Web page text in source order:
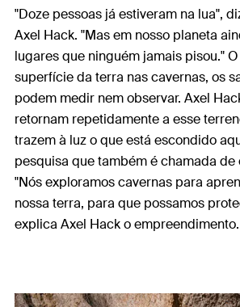
"Doze pessoas já estiveram na lua",
Axel Hack. "Mas em nosso planeta
lugares que ninguém jamais pisou."
superfície da terra nas cavernas, os
podem medir nem observar. Axel
retornam repetidamente a esse
trazem à luz o que está escondido
pesquisa que também é chamada de
"Nós exploramos cavernas para
nossa terra, para que possamos
explica Axel Hack o empreendimento.